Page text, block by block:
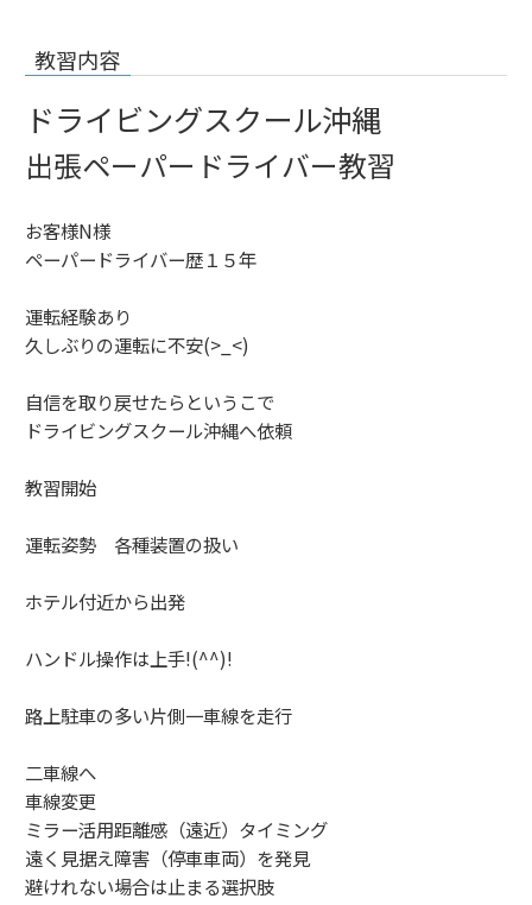
教習内容
ドライビングスクール沖縄
出張ペーパードライバー教習
お客様N様
ペーパードライバー歴１５年
運転経験あり
久しぶりの運転に不安(>_<)
自信を取り戻せたらというこで
ドライビングスクール沖縄へ依頼
教習開始
運転姿勢 各種装置の扱い
ホテル付近から出発
ハンドル操作は上手!(^^)!
路上駐車の多い片側一車線を走行
二車線へ
車線変更
ミラー活用距離感（遠近）タイミング
遠く見据え障害（停車車両）を発見
避けれない場合は止まる選択肢